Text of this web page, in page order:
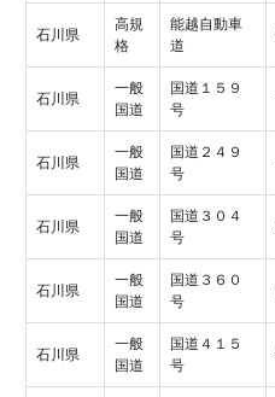
石川県
高規
格
能越自動車
道
石川県
一般
国道
国道１５９
号
石川県
一般
国道
国道２４９
号
石川県
一般
国道
国道３０４
号
石川県
一般
国道
国道３６０
号
石川県
一般
国道
国道４１５
号